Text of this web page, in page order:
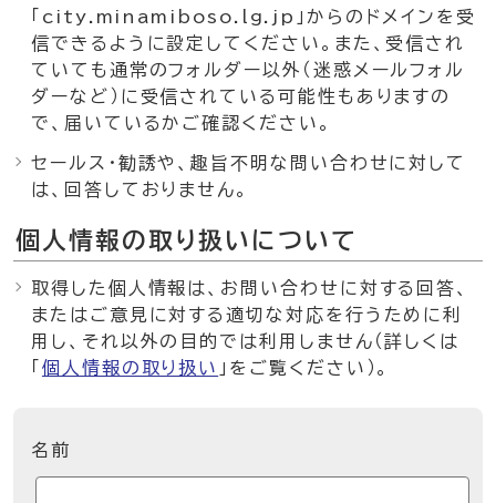
「city.minamiboso.lg.jp」からのドメインを受
信できるように設定してください。また、受信され
ていても通常のフォルダー以外（迷惑メールフォル
ダーなど）に受信されている可能性もありますの
で、届いているかご確認ください。
セールス・勧誘や、趣旨不明な問い合わせに対して
は、回答しておりません。
個人情報の取り扱いについて
取得した個人情報は、お問い合わせに対する回答、
またはご意見に対する適切な対応を行うために利
用し、それ以外の目的では利用しません（詳しくは
個人情報の取り扱い 」をご覧ください）。
名前